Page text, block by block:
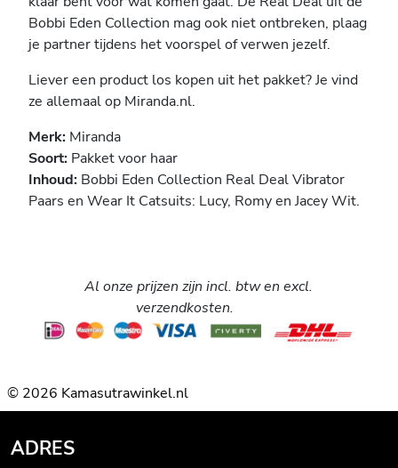
Bobbi Eden Collection mag ook niet ontbreken, plaag
je partner tijdens het voorspel of verwen jezelf.
Liever een product los kopen uit het pakket? Je vind
ze allemaal op Miranda.nl.
Merk: Miranda
Soort: Pakket voor haar
Inhoud: Bobbi Eden Collection Real Deal Vibrator
Paars en Wear It Catsuits: Lucy, Romy en Jacey Wit.
Al onze prijzen zijn incl. btw en excl.
verzendkosten.
© 2026 Kamasutrawinkel.nl
ADRES